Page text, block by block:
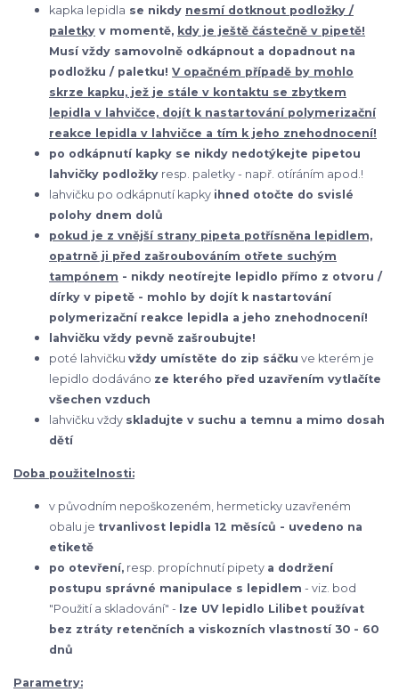
kapka lepidla se nikdy nesmí dotknout podložky /
paletky v momentě, kdy je ještě částečně v pipetě!
Musí vždy samovolně odkápnout a dopadnout na
podložku / paletku! V opačném případě by mohlo
skrze kapku, jež je stále v kontaktu se zbytkem
lepidla v lahvičce, dojít k nastartování polymerizační
reakce lepidla v lahvičce a tím k jeho znehodnocení!
po odkápnutí kapky se nikdy nedotýkejte pipetou
lahvičky podložky resp. paletky - např. otíráním apod.!
lahvičku po odkápnutí kapky ihned otočte do svislé
polohy dnem dolů
pokud je z vnější strany pipeta potřísněna lepidlem,
opatrně ji před zašroubováním otřete suchým
tampónem - nikdy neotírejte lepidlo přímo z otvoru /
dírky v pipetě - mohlo by dojít k nastartování
polymerizační reakce lepidla a jeho znehodnocení!
lahvičku vždy pevně zašroubujte!
poté lahvičku vždy umístěte do zip sáčku ve kterém je
lepidlo dodáváno ze kterého před uzavřením vytlačíte
všechen vzduch
lahvičku vždy skladujte v suchu a temnu a mimo dosah
dětí
Doba použitelnosti:
v původním nepoškozeném, hermeticky uzavřeném
obalu je trvanlivost lepidla 12 měsíců - uvedeno na
etiketě
po otevření, resp. propíchnutí pipety a dodržení
postupu správné manipulace s lepidlem - viz. bod
"Použití a skladování" - lze UV lepidlo Lilibet používat
bez ztráty retenčních a viskozních vlastností 30 - 60
dnů
Parametry: